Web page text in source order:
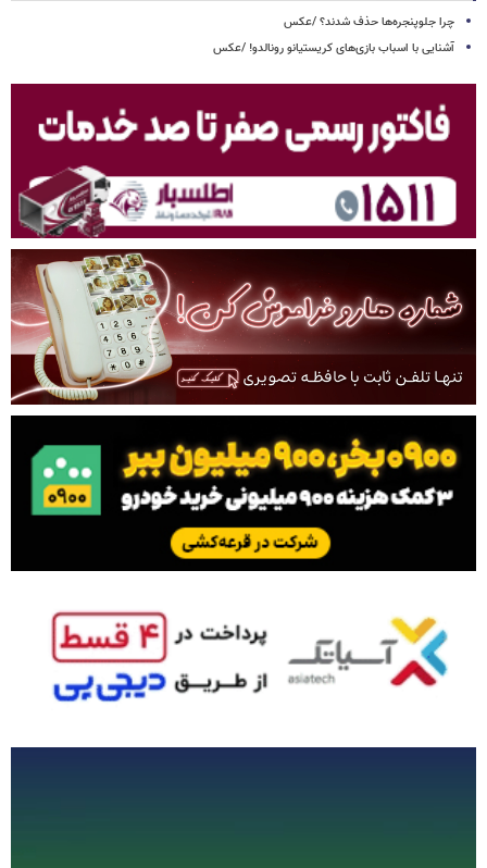
چرا جلوپنجره‌ها حذف شدند؟ /عکس
آشنایی با اسباب‌ بازی‌های کریستیانو رونالدو! /عکس